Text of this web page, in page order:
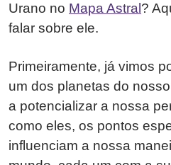
Urano no Mapa Astral ?
falar sobre ele.
Primeiramente, já vimos
um dos planetas do
a potencializar a nossa
como eles, os pontos
influenciam a nossa